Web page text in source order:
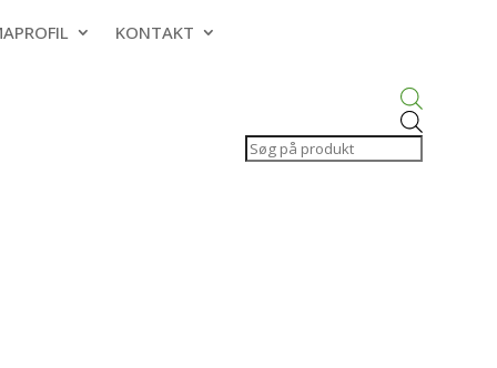
KONTAKT
Products
search